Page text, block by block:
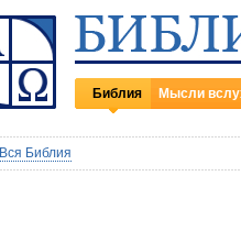
Библия Мысли
Вся Библия